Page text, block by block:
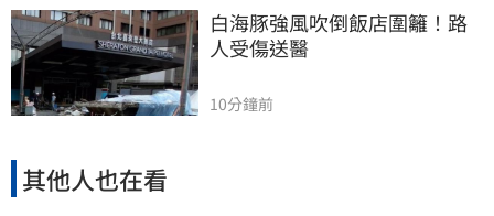
白海豚強風吹倒飯店圍籬！路
人受傷送醫
10分鐘前
其他人也在看